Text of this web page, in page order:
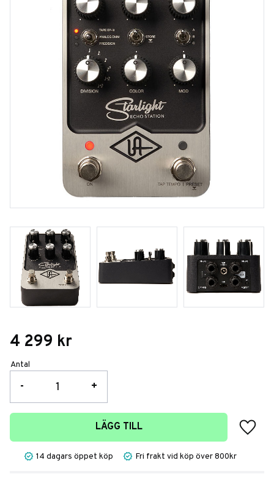
4 299 kr
Antal
+
-
LÄGG TILL
Lägg
14 dagars öppet köp Fri frakt vid köp över 800kr